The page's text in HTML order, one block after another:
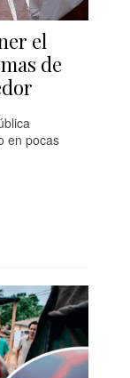
el
de
en pocas